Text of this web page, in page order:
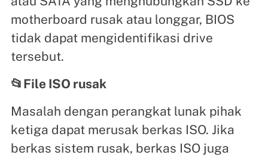
motherboard rusak atau longgar, BIOS
tidak dapat mengidentifikasi drive
tersebut.
📂File ISO rusak
Masalah dengan perangkat lunak pihak
ketiga dapat merusak berkas ISO. Jika
berkas sistem rusak, berkas ISO juga